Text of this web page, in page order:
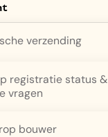
verzending
registratie status &
vragen
bouwer